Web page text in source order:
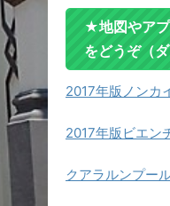
★地図やア
をどうぞ（
2017年版ノンカ
2017年版ビエン
クアラルンプー